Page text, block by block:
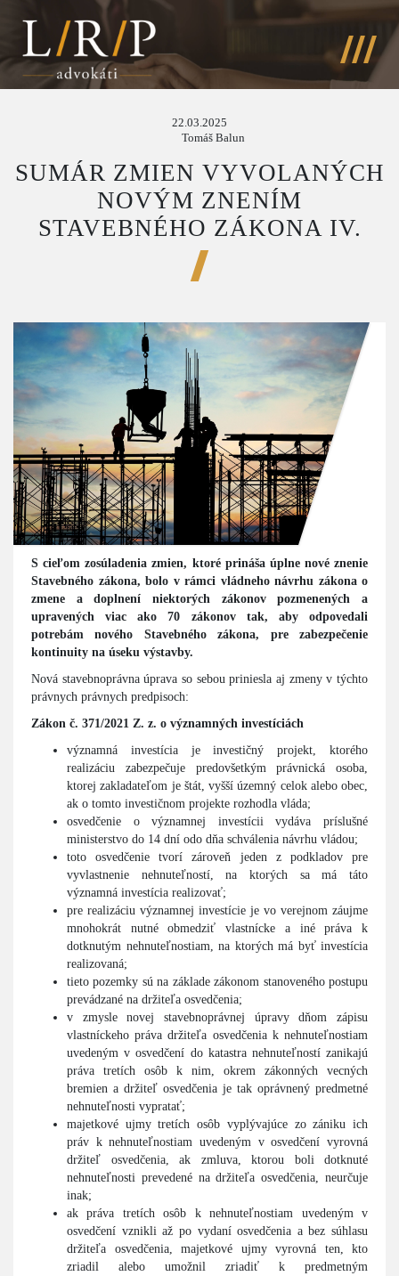
22.03.2025
Tomáš Balun
SUMÁR ZMIEN VYVOLANÝCH
NOVÝM ZNENÍM
STAVEBNÉHO ZÁKONA IV.
S cieľom zosúladenia zmien, ktoré prináša úplne nové znenie
Stavebného zákona, bolo v rámci vládneho návrhu zákona o
zmene a doplnení niektorých zákonov pozmenených a
upravených viac ako 70 zákonov tak, aby odpovedali
potrebám nového Stavebného zákona, pre zabezpečenie
kontinuity na úseku výstavby.
Nová stavebnoprávna úprava so sebou priniesla aj zmeny v týchto
právnych právnych predpisoch:
Zákon č. 371/2021 Z. z. o významných investíciách
významná investícia je investičný projekt, ktorého
realizáciu zabezpečuje predovšetkým právnická osoba,
ktorej zakladateľom je štát, vyšší územný celok alebo obec,
ak o tomto investičnom projekte rozhodla vláda;
osvedčenie o významnej investícii vydáva príslušné
ministerstvo do 14 dní odo dňa schválenia návrhu vládou;
toto osvedčenie tvorí zároveň jeden z podkladov pre
vyvlastnenie nehnuteľností, na ktorých sa má táto
významná investícia realizovať;
pre realizáciu významnej investície je vo verejnom záujme
mnohokrát nutné obmedziť vlastnícke a iné práva k
dotknutým nehnuteľnostiam, na ktorých má byť investícia
realizovaná;
tieto pozemky sú na základe zákonom stanoveného postupu
prevádzané na držiteľa osvedčenia;
v zmysle novej stavebnoprávnej úpravy dňom zápisu
vlastníckeho práva držiteľa osvedčenia k nehnuteľnostiam
uvedeným v osvedčení do katastra nehnuteľností zanikajú
práva tretích osôb k nim, okrem zákonných vecných
bremien a držiteľ osvedčenia je tak oprávnený predmetné
nehnuteľnosti vypratať;
majetkové ujmy tretích osôb vyplývajúce zo zániku ich
práv k nehnuteľnostiam uvedeným v osvedčení vyrovná
držiteľ osvedčenia, ak zmluva, ktorou boli dotknuté
nehnuteľnosti prevedené na držiteľa osvedčenia, neurčuje
inak;
ak práva tretích osôb k nehnuteľnostiam uvedeným v
osvedčení vznikli až po vydaní osvedčenia a bez súhlasu
držiteľa osvedčenia, majetkové ujmy vyrovná ten, kto
zriadil alebo umožnil zriadiť k predmetným